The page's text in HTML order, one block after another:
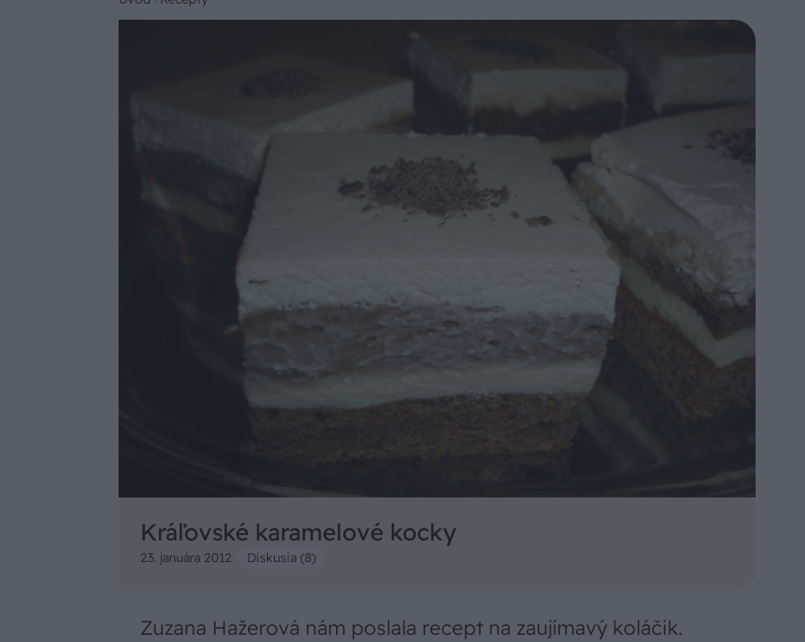
Kráľovské karamelové kocky
23. januára 2012 Diskusia (8)
Zuzana Hažerová nám poslala recept na zaujímavý koláčik.